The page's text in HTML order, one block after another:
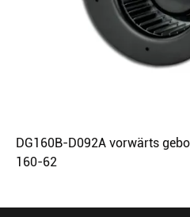
DG160B-D092A vorwärts
160-62